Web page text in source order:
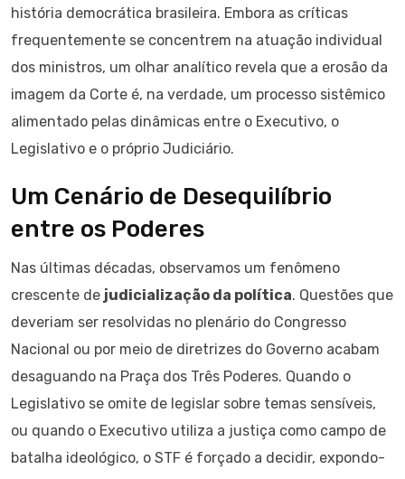
história democrática brasileira. Embora as críticas
frequentemente se concentrem na atuação individual
dos ministros, um olhar analítico revela que a erosão da
imagem da Corte é, na verdade, um processo sistêmico
alimentado pelas dinâmicas entre o Executivo, o
Legislativo e o próprio Judiciário.
Um Cenário de Desequilíbrio
entre os Poderes
Nas últimas décadas, observamos um fenômeno
crescente de judicialização da política. Questões que
deveriam ser resolvidas no plenário do Congresso
Nacional ou por meio de diretrizes do Governo acabam
desaguando na Praça dos Três Poderes. Quando o
Legislativo se omite de legislar sobre temas sensíveis,
ou quando o Executivo utiliza a justiça como campo de
batalha ideológico, o STF é forçado a decidir, expondo-